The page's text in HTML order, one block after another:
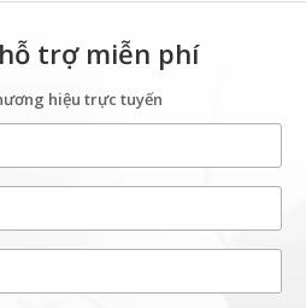
trợ miễn phí
hiệu trực tuyến